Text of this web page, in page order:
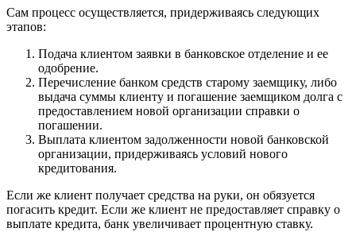
Сам процесс осуществляется, придерживаясь следующих
этапов:
Подача клиентом заявки в банковское отделение и ее
одобрение.
Перечисление банком средств старому заемщику, либо
выдача суммы клиенту и погашение заемщиком долга с
предоставлением новой организации справки о
погашении.
Выплата клиентом задолженности новой банковской
организации, придерживаясь условий нового
кредитования.
Если же клиент получает средства на руки, он обязуется
погасить кредит. Если же клиент не предоставляет справку о
выплате кредита, банк увеличивает процентную ставку.